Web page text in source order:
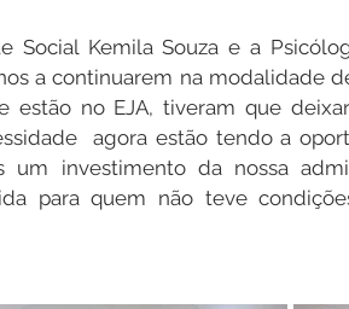
Social Kemila Souza e a
a continuarem na modalidade
estão no EJA, tiveram que
agora estão tendo a
um investimento da nossa
para quem não teve